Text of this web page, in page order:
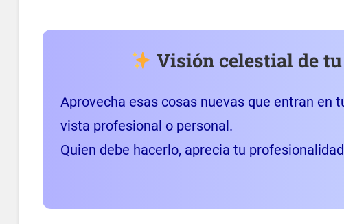
Visión celestial de
Aprovecha esas cosas nuevas que entran en
vista profesional o personal.
Quien debe hacerlo, aprecia tu